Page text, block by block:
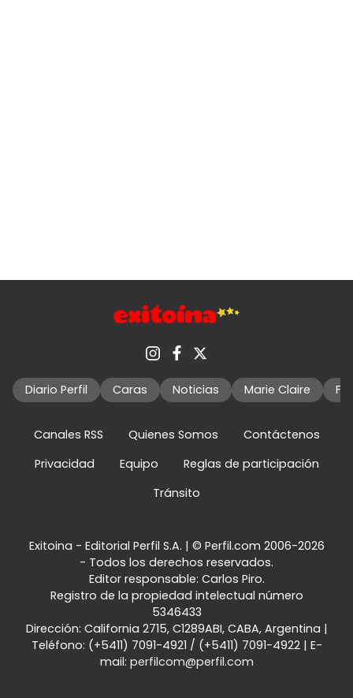
Diario Perfil Caras Noticias Marie Claire
Canales RSS Quienes Somos
Contáctenos
Privacidad
Equipo
Reglas de participación
Tránsito
Exitoina - Editorial Perfil S.A. | © Perfil.com 2006-2026
- Todos los derechos reservados.
Editor responsable: Carlos Piro.
Registro de la propiedad intelectual número
5346433
Dirección: California 2715, C1289ABI, CABA, Argentina |
Teléfono: (+5411) 7091-4921 / (+5411) 7091-4922| E-
mail: perfilcom@perfil.com